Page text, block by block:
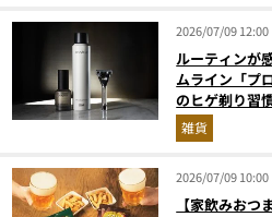
2026/07/09 12:00
ルーティンが
ムライン「プ
のヒゲ剃り習
雑貨
2026/07/09 10:00
【家飲みお